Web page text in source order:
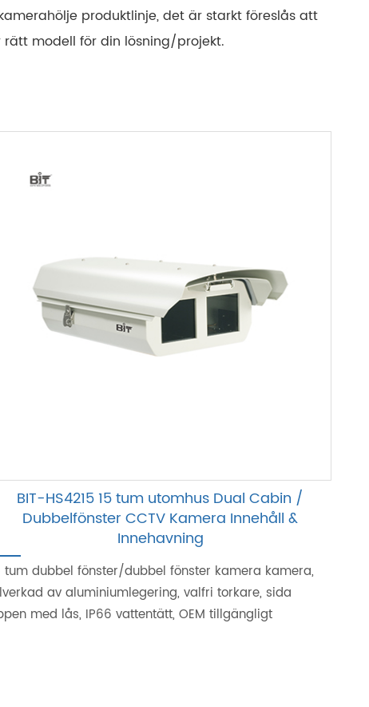
produktlinje, det är starkt föreslås att
modell för din lösning/projekt.
BIT-HS4215 15 tum utomhus Dual Cabin /
Dubbelfönster CCTV Kamera Innehåll &
Innehavning
tum dubbel fönster/dubbel fönster kamera kamera,
av aluminiumlegering, valfri torkare, sida
med lås, IP66 vattentätt, OEM tillgängligt